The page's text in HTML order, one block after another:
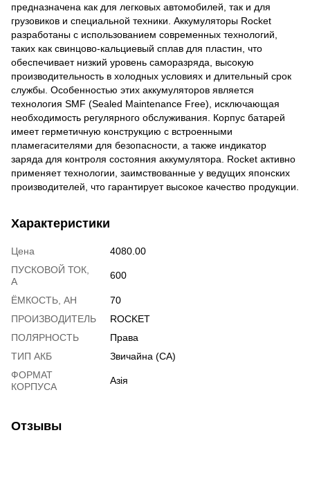
предназначена как для легковых автомобилей, так и для
грузовиков и специальной техники. Аккумуляторы Rocket
разработаны с использованием современных технологий,
таких как свинцово-кальциевый сплав для пластин, что
обеспечивает низкий уровень саморазряда, высокую
производительность в холодных условиях и длительный срок
службы. Особенностью этих аккумуляторов является
технология SMF (Sealed Maintenance Free), исключающая
необходимость регулярного обслуживания. Корпус батарей
имеет герметичную конструкцию с встроенными
пламегасителями для безопасности, а также индикатор
заряда для контроля состояния аккумулятора. Rocket активно
применяет технологии, заимствованные у ведущих японских
производителей, что гарантирует высокое качество продукции.
Характеристики
Цена
4080.00
ПУСКОВОЙ ТОК,
А
600
ЁМКОСТЬ, АH
70
ПРОИЗВОДИТЕЛЬ
ROCKET
ПОЛЯРНОСТЬ
Права
ТИП АКБ
Звичайна (CA)
ФОРМАТ
КОРПУСА
Азія
Отзывы